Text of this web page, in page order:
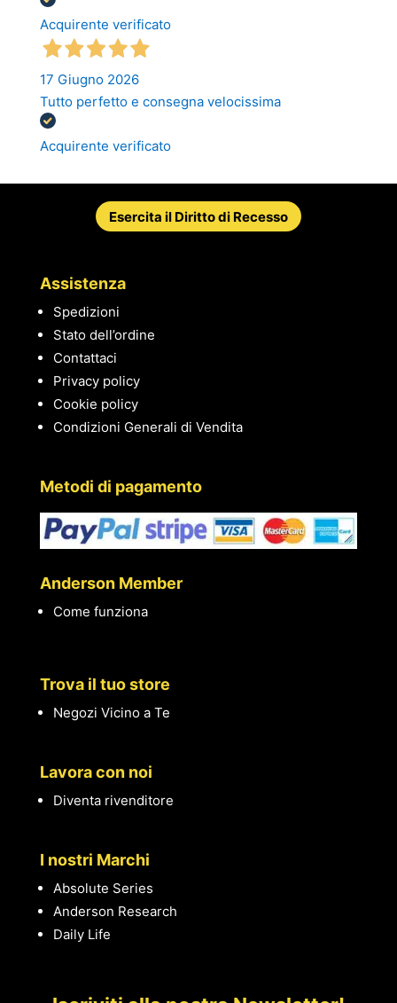
Acquirente verificato
17 Giugno 2026
Tutto perfetto e consegna velocissima
Acquirente verificato
Esercita il Diritto di Recesso
Assistenza
Spedizioni
Stato dell’ordine
Contattaci
Privacy policy
Cookie policy
Condizioni Generali di Vendita
Metodi di pagamento
Anderson Member
Come funziona
Trova il tuo store
Negozi Vicino a Te
Lavora con noi
Diventa rivenditore
I nostri Marchi
Absolute Series
Anderson Research
Daily Life